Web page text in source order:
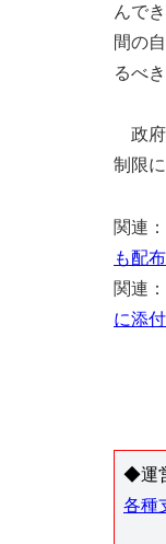
んで
間の
るべ
政府
制限
関連：
も配
関連：
に添付
◆運
各種